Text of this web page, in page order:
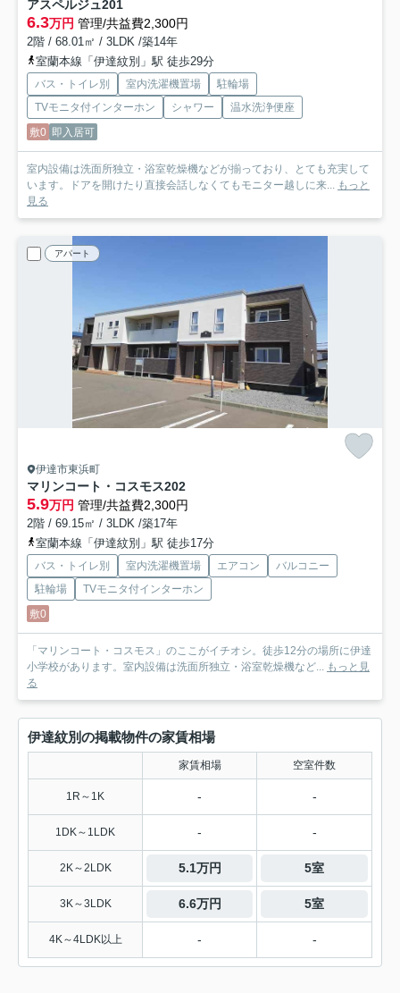
アスペルジュ201
6.3万円 管理/共益費2,300円
2階 / 68.01㎡ / 3LDK /築14年
室蘭本線「伊達紋別」駅 徒歩29分
バス・トイレ別 室内洗濯機置場
駐輪場
TVモニタ付インターホン
シャワー
温水洗浄便座
敷0 即入居可
室内設備は洗面所独立・浴室乾燥機などが揃っており、とても充実して
います。ドアを開けたり直接会話しなくてもモニター越しに来... もっと
見る
アパート
伊達市東浜町
マリンコート・コスモス202
5.9万円 管理/共益費2,300円
2階 / 69.15㎡ / 3LDK /築17年
室蘭本線「伊達紋別」駅 徒歩17分
バス・トイレ別 室内洗濯機置場 エアコン
バルコニー
駐輪場
TVモニタ付インターホン
敷0
「マリンコート・コスモス」のここがイチオシ。徒歩12分の場所に伊達
小学校があります。室内設備は洗面所独立・浴室乾燥機など... もっと見
る
伊達紋別の掲載物件の家賃相場
家賃相場 空室件数
1R～1K - -
1DK～1LDK - -
2K～2LDK 5.1万円 5室
3K～3LDK 6.6万円 5室
4K～4LDK以上 - -